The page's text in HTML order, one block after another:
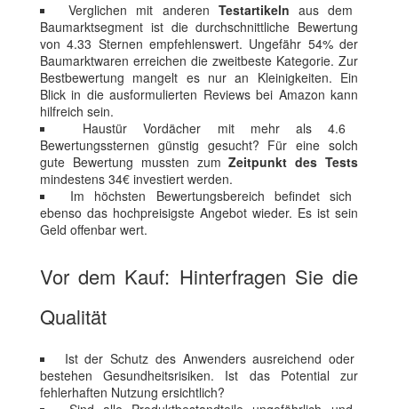
Verglichen mit anderen Testartikeln aus dem
Baumarktsegment ist die durchschnittliche Bewertung
von 4.33 Sternen empfehlenswert. Ungefähr 54% der
Baumarktwaren erreichen die zweitbeste Kategorie. Zur
Bestbewertung mangelt es nur an Kleinigkeiten. Ein
Blick in die ausformulierten Reviews bei Amazon kann
hilfreich sein.
Haustür Vordächer mit mehr als 4.6
Bewertungssternen günstig gesucht? Für eine solch
gute Bewertung mussten zumZeitpunkt des Tests
mindestens 34€ investiert werden.
Im höchsten Bewertungsbereich befindet sich
ebenso das hochpreisigste Angebot wieder. Es ist sein
Geld offenbar wert.
Vor dem Kauf: Hinterfragen Sie die
Qualität
Ist der Schutz des Anwenders ausreichend oder
bestehen Gesundheitsrisiken. Ist das Potential zur
fehlerhaften Nutzung ersichtlich?